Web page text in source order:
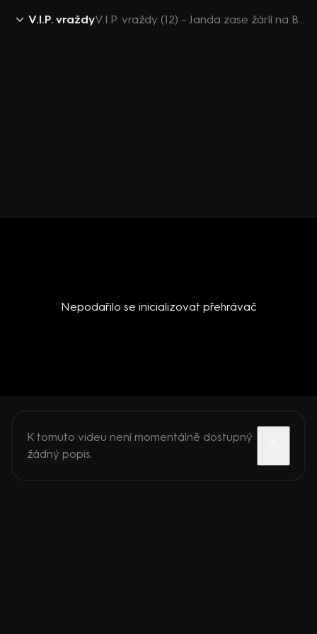
V.I.P. vraždy V.I.P. vraždy (12) – Janda zase žárlí na Berana
Nepodařilo se inicializovat přehrávač
K tomuto videu není momentálně dostupný
žádný popis.